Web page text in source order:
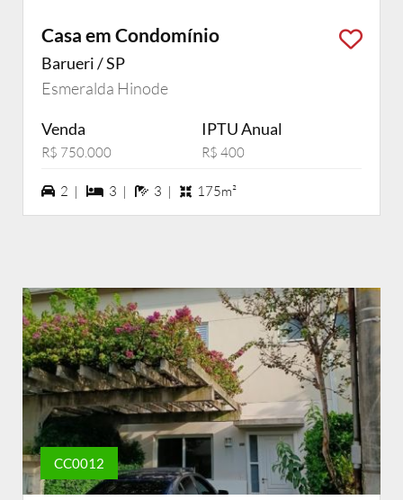
Casa em Condomínio
Barueri / SP
Esmeralda Hinode
Venda
R$ 750.000
IPTU Anual
R$ 400
2 vagas na garagem
2 | 3 dormiórios
3 | 3 banheiros
3 | 175m²
CC0012